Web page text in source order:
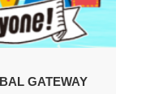
GATEWAY